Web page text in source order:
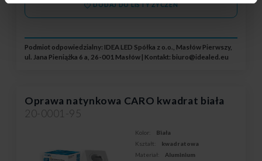
DODAJ DO LISTY ŻYCZEŃ
Podmiot odpowiedzialny: IDEA LED Spółka z o.o., Masłów Pierwszy,
ul. Jana Pieniążka 6 a, 26-001 Masłów | Kontakt: biuro@idealed.eu
Oprawa natynkowa CARO kwadrat biała
20-0001-95
Kolor:
Biała
Kształt:
kwadratowa
Materiał:
Aluminium